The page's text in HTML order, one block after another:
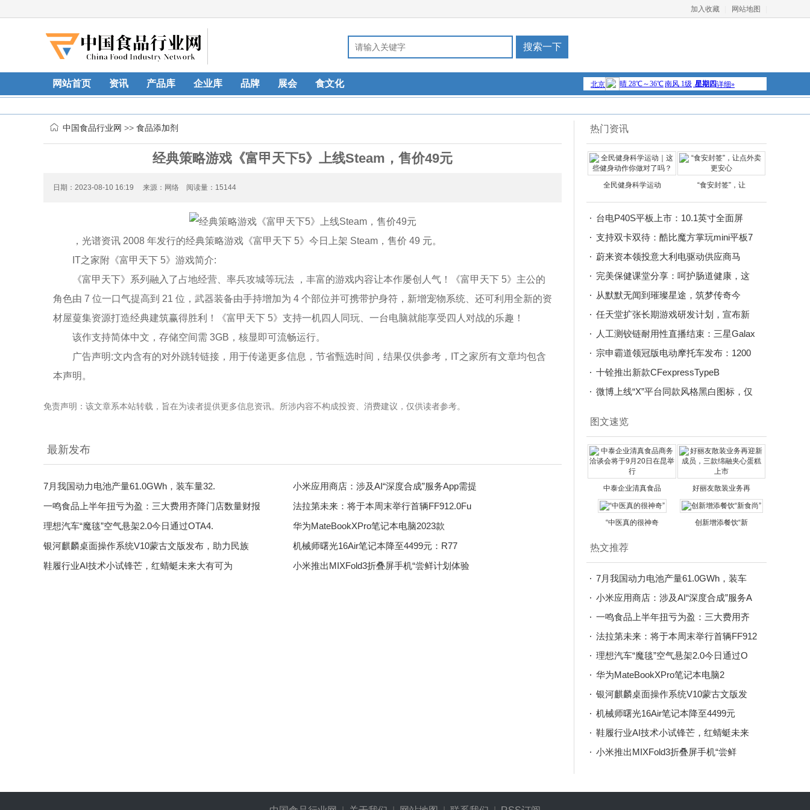
加入收藏 网站地图
网站首页 资讯 产品库 企业库 品牌 展会 食文化
中国食品行业网 >> 食品添加剂
经典策略游戏《富甲天下5》上线Steam，售价49元
日期：2023-08-10 16:19 来源：网络 阅读量：15144
，光谱资讯 2008 年发行的经典策略游戏《富甲天下 5》今日上架 Steam，售价 49 元。
IT之家附《富甲天下 5》游戏简介:
《富甲天下》系列融入了占地经营、率兵攻城等玩法 ，丰富的游戏内容让本作屡创人气！《富甲天下 5》主公的
角色由 7 位一口气提高到 21 位，武器装备由手持增加为 4 个部位并可携带护身符，新增宠物系统、还可利用全新的资
材屋蓃集资源打造经典建筑赢得胜利！《富甲天下 5》支持一机四人同玩、一台电脑就能享受四人对战的乐趣！
该作支持简体中文，存储空间需 3GB，核显即可流畅运行。
广告声明:文内含有的对外跳转链接，用于传递更多信息，节省甄选时间，结果仅供参考，IT之家所有文章均包含
本声明。
免责声明：该文章系本站转载，旨在为读者提供更多信息资讯。所涉内容不构成投资、消费建议，仅供读者参考。
最新发布
7月我国动力电池产量61.0GWh，装车量32.
小米应用商店：涉及AI“深度合成”服务App需提
一鸣食品上半年扭亏为盈：三大费用齐降门店数量财报
法拉第未来：将于本周末举行首辆FF912.0Fu
理想汽车“魔毯”空气悬架2.0今日通过OTA4.
华为MateBookXPro笔记本电脑2023款
银河麒麟桌面操作系统V10蒙古文版发布，助力民族
机械师曙光16Air笔记本降至4499元：R77
鞋履行业AI技术小试锋芒，红蜻蜓未来大有可为
小米推出MIXFold3折叠屏手机“尝鲜计划体验
热门资讯
全民健身科学运动 “食安封签”，让
台电P40S平板上市：10.1英寸全面屏
支持双卡双待：酷比魔方掌玩mini平板7
蔚来资本领投意大利电驱动供应商马
威，后者
完美保健课堂分享：呵护肠道健康，这
些知识
从默默无闻到璀璨星途，筑梦传奇今
生“星光
任天堂扩张长期游戏研发计划，宣布新
开发大
人工测铰链耐用性直播结束：三星Galax
宗申霸道领冠版电动摩托车发布：1200
W
十铨推出新款CFexpressTypeB
微博上线“X”平台同款风格黑白图标，仅
图文速览
中泰企业清真食品 好丽友散装业务再
“中医真的很神奇 创新增添餐饮“新
热文推荐
7月我国动力电池产量61.0GWh，装车
小米应用商店：涉及AI“深度合成”服务A
一鸣食品上半年扭亏为盈：三大费用齐
降门店
法拉第未来：将于本周末举行首辆FF912
理想汽车“魔毯”空气悬架2.0今日通过O
华为MateBookXPro笔记本电脑2
银河麒麟桌面操作系统V10蒙古文版发
布，
机械师曙光16Air笔记本降至4499元
鞋履行业AI技术小试锋芒，红蜻蜓未来
大有
小米推出MIXFold3折叠屏手机“尝鲜